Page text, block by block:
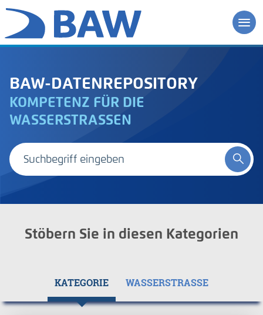
BAW-DATENREPOSITORY
KOMPETENZ FÜR DIE
WASSERSTRASSEN
Stöbern Sie in diesen Kategorien
KATEGORIE WASSERSTRASSE